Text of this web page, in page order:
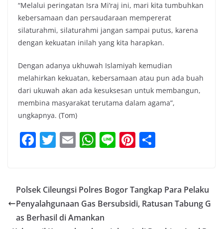
“Melalui peringatan Isra Mi’raj ini, mari kita tumbuhkan
kebersamaan dan persaudaraan mempererat
silaturahmi, silaturahmi jangan sampai putus, karena
dengan kekuatan inilah yang kita harapkan.
Dengan adanya ukhuwah Islamiyah kemudian
melahirkan kekuatan, kebersamaan atau pun ada buah
dari ukuwah akan ada kesuksesan untuk membangun,
membina masyarakat terutama dalam agama”,
ungkapnya. (Tom)
F
e
b
o
T
er
E
l
W
s
A
p
Li Pi
e
st
e
Polsek Cileungsi Polres Bogor Tangkap Para Pelaku
Penyalahgunaan Gas Bersubsidi, Ratusan Tabung G
as Berhasil di Amankan